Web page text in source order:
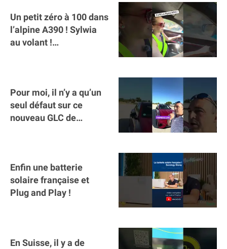
Un petit zéro à 100 dans
l’alpine A390 ￼! Sylwia
au volant !
Pour moi, il n’y a qu’un
seul défaut sur ce
nouveau GLC de
Enfin une batterie
solaire française et
Plug and Play !
En Suisse, il y a de